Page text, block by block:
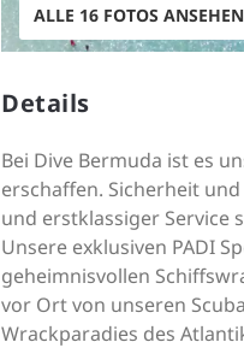
ALLE 16 FOTOS ANSEHEN
Details
Bei Dive Bermuda ist es
erschaffen. Sicherheit
und erstklassiger Service
Unsere exklusiven PADI
geheimnisvollen
vor Ort von unseren
Wrackparadies des